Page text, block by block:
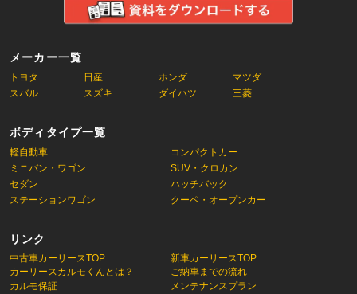
メーカー一覧
トヨタ 日産 ホンダ
マツダ
スバル
スズキ ダイハツ 三菱
ボディタイプ一覧
軽自動車
コンパクトカー
ミニバン・ワゴン
SUV・クロカン
セダン
ハッチバック
ステーションワゴン
クーペ・オープンカー
リンク
中古車カーリースTOP
カーリースカルモくんとは？
新車カーリースTOP
ご納車までの流れ
カルモ保証
メンテナンスプラン